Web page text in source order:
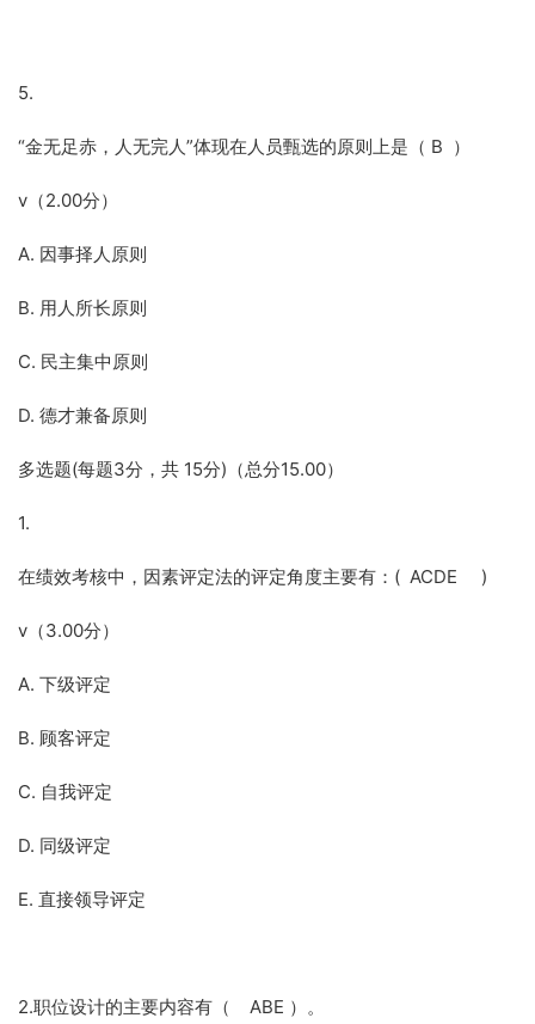
5.
“金无足赤，人无完人”体现在人员甄选的原则上是（ B ）
v（2.00分）
A. 因事择人原则
B. 用人所长原则
C. 民主集中原则
D. 德才兼备原则
多选题(每题3分，共 15分)（总分15.00）
1.
在绩效考核中，因素评定法的评定角度主要有：( ACDE )
v（3.00分）
A. 下级评定
B. 顾客评定
C. 自我评定
D. 同级评定
E. 直接领导评定
2.职位设计的主要内容有（ ABE ）。